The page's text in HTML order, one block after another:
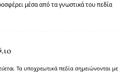
μέσα από τα γνωστικά του πεδία
Τα υποχρεωτικά πεδία σημειώνονται με